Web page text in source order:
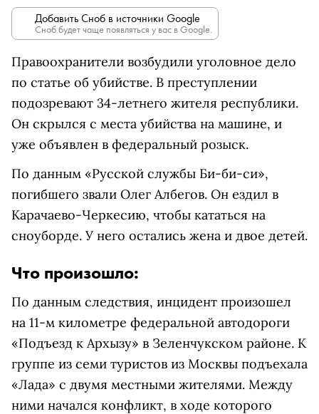
Добавить Сноб в источники Google
Сноб будет чаще появляться у вас в Google.
Правоохранители возбудили уголовное дело
по статье об убийстве. В преступлении
подозревают 34-летнего жителя республики.
Он скрылся с места убийства на машине, и
уже объявлен в федеральный розыск.
По данным «Русской службы Би-би-си»,
погибшего звали Олег Албегов. Он ездил в
Карачаево-Черкесию, чтобы кататься на
сноуборде. У него остались жена и двое детей.
Что произошло:
По данным следствия, инцидент произошел
на 11-м километре федеральной автодороги
«Подъезд к Архызу» в Зеленчукском районе. К
группе из семи туристов из Москвы подъехала
«Лада» с двумя местными жителями. Между
ними начался конфликт, в ходе которого